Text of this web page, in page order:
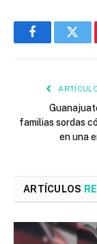
Facebook
familias sordas
en una
ARTÍCULOS